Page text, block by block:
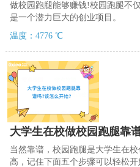
做校园跑腿能够赚钱!校园跑腿不
是一个潜力巨大的创业项目。
温度：4776 ℃
大学生在校做校园跑腿靠
当然靠谱，校园跑腿是大学生在
高，记住下面五个步骤可以轻松开